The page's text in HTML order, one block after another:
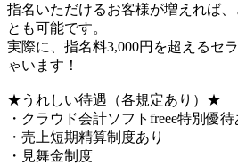
指名いただけるお客様が増えれば
とも可能です。
実際に、指名料3,000円を超えるセ
ゃいます！
★うれしい待遇（各規定あり）★
・クラウド会計ソフトfreee特別優待
・売上短期精算制度あり
・見舞金制度